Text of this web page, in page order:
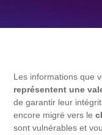
Les informations que
représentent une
de garantir leur
encore migré vers le
sont vulnérables et